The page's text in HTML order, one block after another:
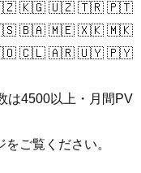
🇰🇬 🇺🇿 🇹🇷 🇵🇹
🇧🇦 🇲🇪 🇽🇰 🇲🇰
🇨🇱 🇦🇷 🇺🇾 🇵🇾
は4500以上・月間PV
ご覧ください。